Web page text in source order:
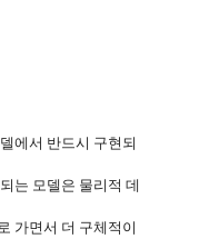
에서 반드시 구현되
는 모델은 물리적 데
가면서 더 구체적이